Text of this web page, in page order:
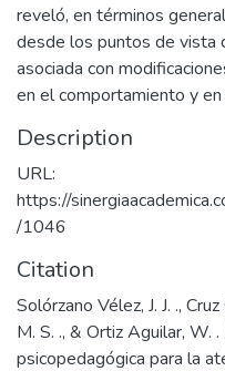
reveló, en términos
desde los puntos de vista
asociada con
en el comportamiento y
Description
URL:
https://
/1046
Citation
Solórzano Vélez, J. J. .,
M. S. ., & Ortiz Aguilar, W.
psicopedagógica para la